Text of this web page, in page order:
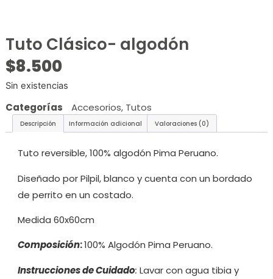
Tuto Clásico- algodón
$8.500
Sin existencias
Categorías Accesorios, Tutos
Descripción Información adicional Valoraciones (0)
Tuto reversible, 100% algodón Pima Peruano.
Diseñado por Pilpil, blanco y cuenta con un bordado
de perrito en un costado.
Medida 60x60cm
Composición:100% Algodón Pima Peruano.
Instrucciones de Cuidado: Lavar con agua tibia y